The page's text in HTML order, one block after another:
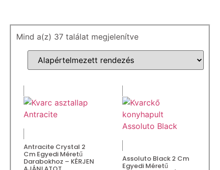
Mind a(z) 37 találat megjelenítve
Antracite Crystal 2
Cm Egyedi Méretű
Darabokhoz – KÉRJEN Assoluto Black 2 Cm
Egyedi Méretű